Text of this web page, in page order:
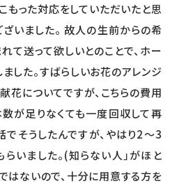
もった対応をしていただいたと思
ざいました。 故人の生前からの希
て送って欲しいとのことで、ホー
した。すばらしいお花のアレンジ
花についてですが、こちらの費用
数が足りなくても一度回収して再
そうしたんですが、やはり2〜3
いました。(知らない人」がほと
はないので、十分に用意する方を